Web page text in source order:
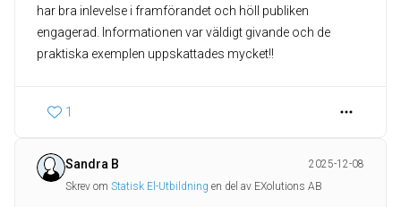
har bra inlevelse i framförandet och höll publiken
engagerad. Informationen var väldigt givande och de
praktiska exemplen uppskattades mycket!!
1
Sandra B
2025-12-08
Skrev om Statisk El-Utbildning en del av EXolutions AB